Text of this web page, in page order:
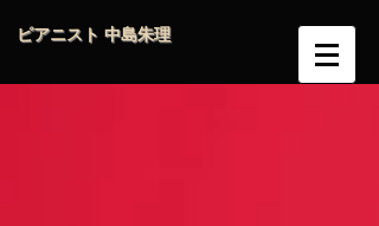
ピアニスト 中島朱理